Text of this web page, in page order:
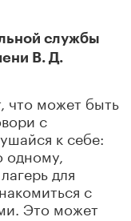
службы
В. Д.
что может быть
с
к себе:
одному,
для
с
Это может